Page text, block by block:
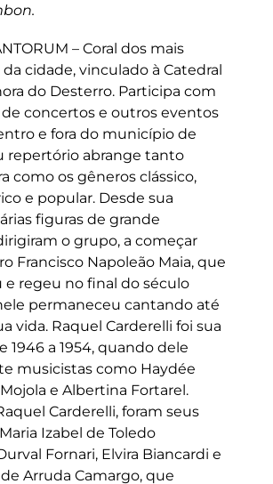
– Coral dos mais
cidade, vinculado à Catedral
do Desterro. Participa com
concertos e outros eventos
e fora do município de
repertório abrange tanto
como os gêneros clássico,
e popular. Desde sua
figuras de grande
o grupo, a começar
Francisco Napoleão Maia, que
e regeu no final do século
permaneceu cantando até
vida. Raquel Carderelli foi sua
1946 a 1954, quando dele
musicistas como Haydée
e Albertina Fortarel.
Carderelli, foram seus
Izabel de Toledo
Fornari, Elvira Biancardi e
Arruda Camargo, que